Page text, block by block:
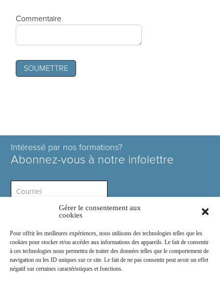
Gérer le consentement aux
cookies
Pour offrir les meilleures expériences, nous utilisons des technologies telles que les
cookies pour stocker et/ou accéder aux informations des appareils. Le fait de consentir
à ces technologies nous permettra de traiter des données telles que le comportement de
navigation ou les ID uniques sur ce site. Le fait de ne pas consentir peut avoir un effet
négatif sur certaines caractéristiques et fonctions.
Commentaire
Intéressé par nos formations?
Abonnez-vous à notre infolettre